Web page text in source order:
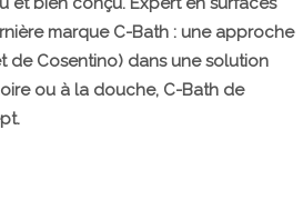
marque C-Bath : une approche
Cosentino) dans une solution
ou à la douche, C-Bath de